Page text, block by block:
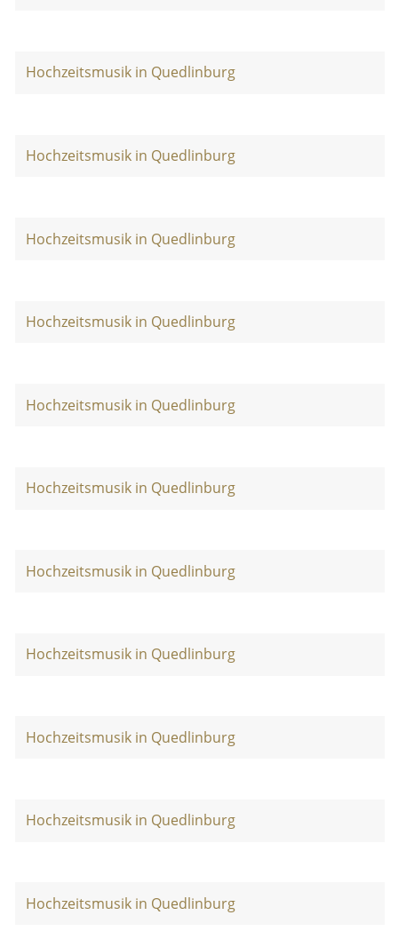
Hochzeitsmusik in Quedlinburg
Hochzeitsmusik in Quedlinburg
Hochzeitsmusik in Quedlinburg
Hochzeitsmusik in Quedlinburg
Hochzeitsmusik in Quedlinburg
Hochzeitsmusik in Quedlinburg
Hochzeitsmusik in Quedlinburg
Hochzeitsmusik in Quedlinburg
Hochzeitsmusik in Quedlinburg
Hochzeitsmusik in Quedlinburg
Hochzeitsmusik in Quedlinburg